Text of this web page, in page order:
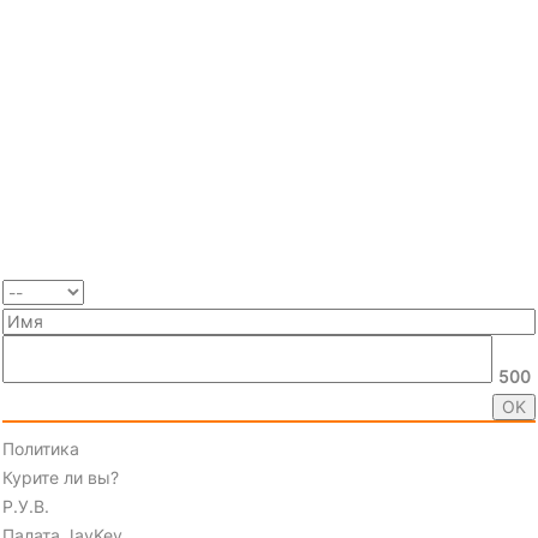
500
Политика
Курите ли вы?
Р.У.В.